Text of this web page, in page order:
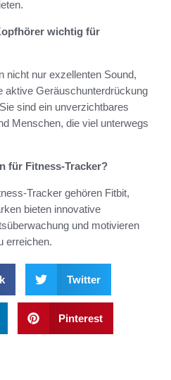
wichtig für
nicht nur exzellenten Sound,
aktive Geräuschunterdrückung
sind ein unverzichtbares
Menschen, die viel unterwegs
für Fitness-Tracker?
Tracker gehören Fitbit,
bieten innovative
und motivieren
erreichen.
Twitter
Pinterest